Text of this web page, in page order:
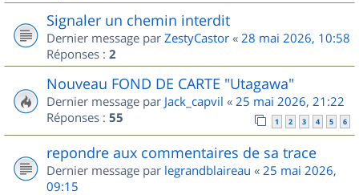
Signaler un chemin interdit
Dernier message par ZestyCastor « 28 mai 2026, 10:58
Réponses : 2
Nouveau FOND DE CARTE "Utagawa"
Dernier message par Jack_capvil « 25 mai 2026, 21:22
Réponses : 55 1 2 3 4 5 6
repondre aux commentaires de sa trace
Dernier message par legrandblaireau « 25 mai 2026,
09:15